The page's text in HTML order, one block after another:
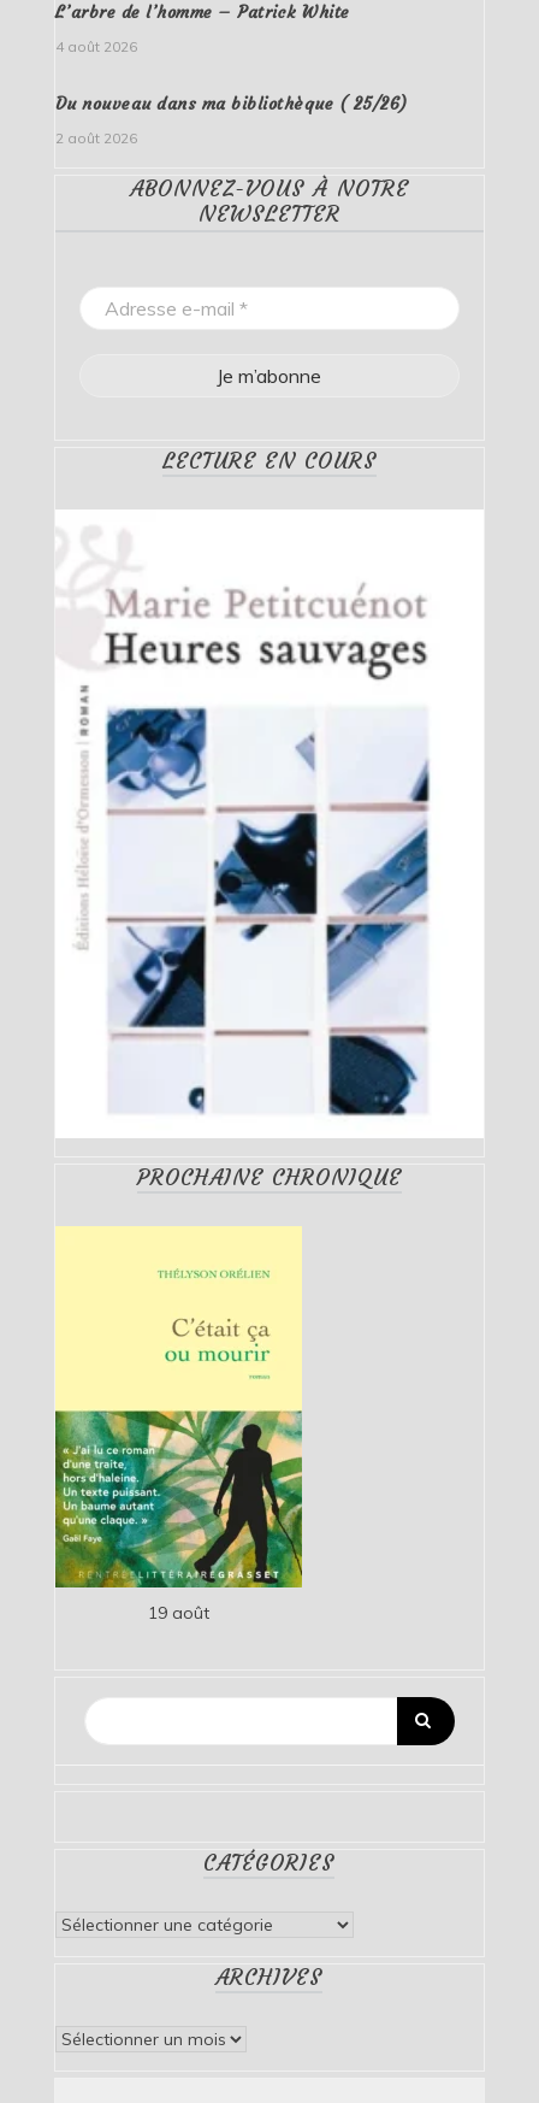
L’arbre de l’homme – Patrick White
4 août 2026
Du nouveau dans ma bibliothèque ( 25/26)
2 août 2026
ABONNEZ-VOUS À NOTRE
NEWSLETTER
LECTURE EN COURS
PROCHAINE CHRONIQUE
19 août
CATÉGORIES
Catégories
ARCHIVES
Archives